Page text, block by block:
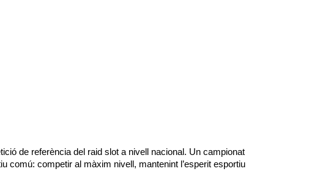
de referència del raid slot a nivell nacional. Un campionat
comú: competir al màxim nivell, mantenint l’esperit esportiu